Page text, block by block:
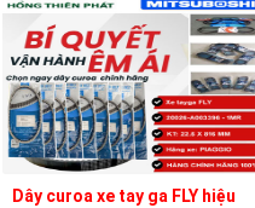
Dây curoa xe tay ga FLY hiệu